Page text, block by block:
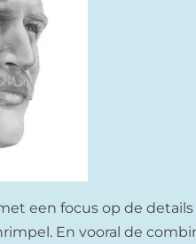
een focus op de
En vooral de